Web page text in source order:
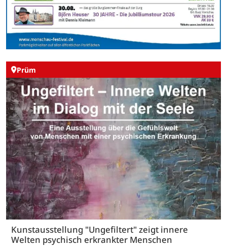
Prüm
Kunstausstellung "Ungefiltert" zeigt innere
Welten psychisch erkrankter Menschen